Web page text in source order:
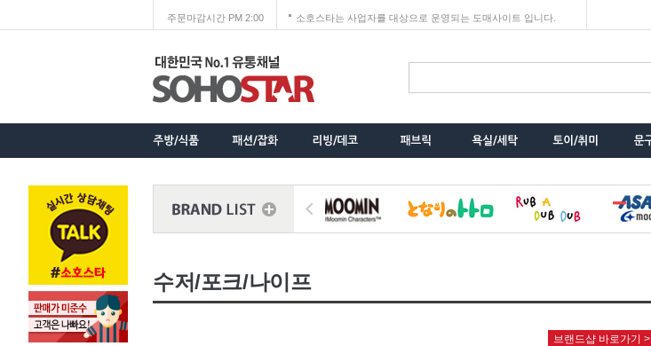
주문마감시간 PM 2:00 소호스타는 사업자를 대상으로 운영되는 도매사이트 입니다.
수저/포크/나이프
브랜드샵 바로가기 >